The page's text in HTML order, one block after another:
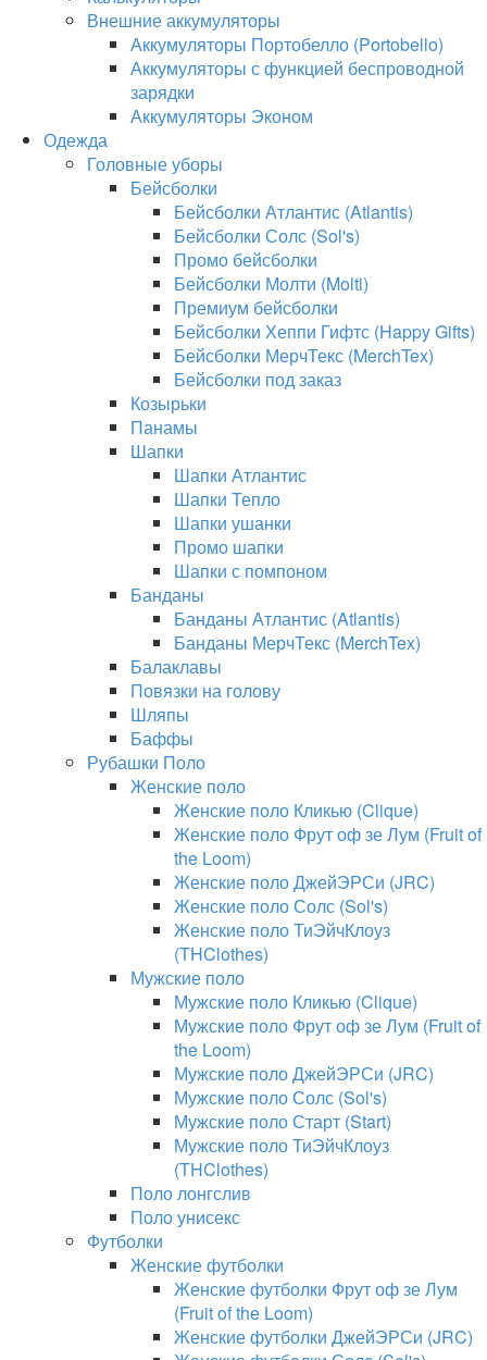
Внешние аккумуляторы
Аккумуляторы Портобелло (Portobello)
Аккумуляторы с функцией беспроводной
зарядки
Аккумуляторы Эконом
Одежда
Головные уборы
Бейсболки
Бейсболки Атлантис (Atlantis)
Бейсболки Солс (Sol's)
Промо бейсболки
Бейсболки Молти (Molti)
Премиум бейсболки
Бейсболки Хеппи Гифтс (Happy Gifts)
Бейсболки МерчТекс (MerchTex)
Бейсболки под заказ
Козырьки
Панамы
Шапки
Шапки Атлантис
Шапки Тепло
Шапки ушанки
Промо шапки
Шапки с помпоном
Банданы
Банданы Атлантис (Atlantis)
Банданы МерчТекс (MerchTex)
Балаклавы
Повязки на голову
Шляпы
Баффы
Рубашки Поло
Женские поло
Женские поло Кликью (Clique)
Женские поло Фрут оф зе Лум (Fruit of
the Loom)
Женские поло ДжейЭРСи (JRC)
Женские поло Солс (Sol's)
Женские поло ТиЭйчКлоуз
(THClothes)
Мужские поло
Мужские поло Кликью (Clique)
Мужские поло Фрут оф зе Лум (Fruit of
the Loom)
Мужские поло ДжейЭРСи (JRC)
Мужские поло Солс (Sol's)
Мужские поло Старт (Start)
Мужские поло ТиЭйчКлоуз
(THClothes)
Поло лонгслив
Поло унисекс
Футболки
Женские футболки
Женские футболки Фрут оф зе Лум
(Fruit of the Loom)
Женские футболки ДжейЭРСи (JRC)